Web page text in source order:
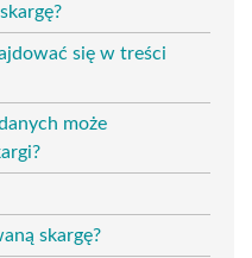
się w treści
może
skargę?